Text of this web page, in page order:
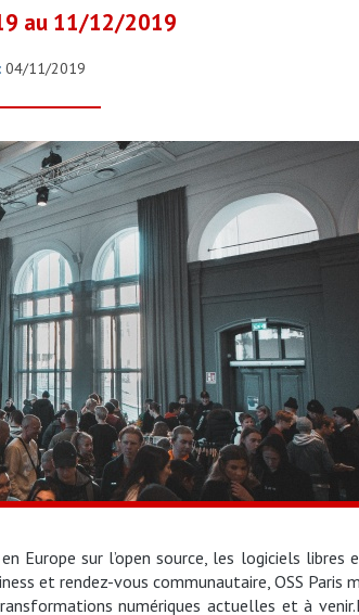
au 11/12/2019
04/11/2019
Europe sur l’open source, les logiciels libres
et rendez-vous communautaire, OSS Paris
numériques actuelles et à